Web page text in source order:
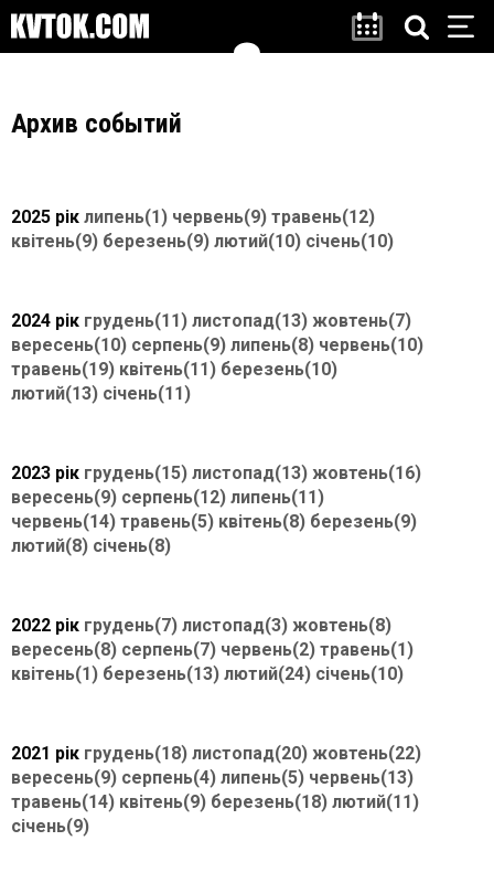
Архив событий
2025 рік липень(1) червень(9) травень(12)
квітень(9) березень(9) лютий(10) січень(10)
2024 рік грудень(11) листопад(13) жовтень(7)
вересень(10) серпень(9) липень(8) червень(10)
травень(19) квітень(11) березень(10)
лютий(13) січень(11)
2023 рік грудень(15) листопад(13) жовтень(16)
вересень(9) серпень(12) липень(11)
червень(14) травень(5) квітень(8) березень(9)
лютий(8) січень(8)
2022 рік грудень(7) листопад(3) жовтень(8)
вересень(8) серпень(7) червень(2) травень(1)
квітень(1) березень(13) лютий(24) січень(10)
2021 рік грудень(18) листопад(20) жовтень(22)
вересень(9) серпень(4) липень(5) червень(13)
травень(14) квітень(9) березень(18) лютий(11)
січень(9)